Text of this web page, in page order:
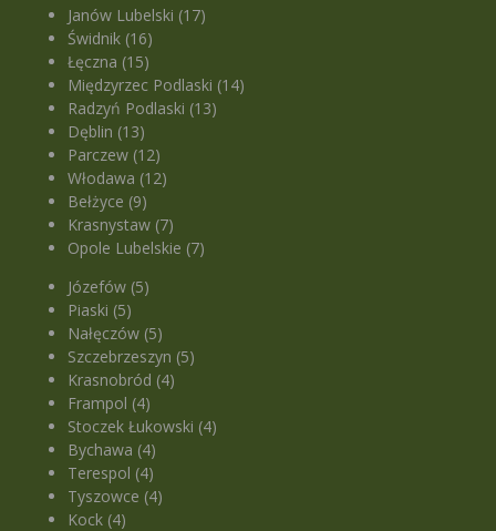
Janów Lubelski (17)
Świdnik (16)
Łęczna (15)
Międzyrzec Podlaski (14)
Radzyń Podlaski (13)
Dęblin (13)
Parczew (12)
Włodawa (12)
Bełżyce (9)
Krasnystaw (7)
Opole Lubelskie (7)
Józefów (5)
Piaski (5)
Nałęczów (5)
Szczebrzeszyn (5)
Krasnobród (4)
Frampol (4)
Stoczek Łukowski (4)
Bychawa (4)
Terespol (4)
Tyszowce (4)
Kock (4)